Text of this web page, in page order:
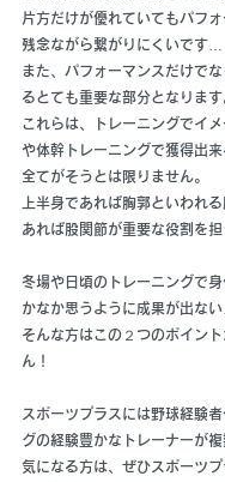
片方だけが優れていてもパフ
残念ながら繋がりにくいです…
また、パフォーマンスだけで
るとても重要な部分となります
これらは、トレーニングでイ
や体幹トレーニングで獲得出
全てがそうとは限りません。
上半身であれば胸郭といわれ
あれば股関節が重要な役割を
冬場や日頃のトレーニングで
かなか思うように成果が出ない
そんな方はこの２つのポイン
ん！
スポーツプラスには野球経験
グの経験豊かなトレーナーが
気になる方は、ぜひスポーツ